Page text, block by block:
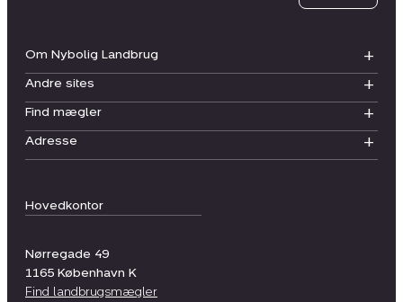
Hovedkontor
Nørregade 49
1165 København K
Find landbrugsmægler
Om Nybolig Landbrug
Andre sites
Find mægler
Adresse